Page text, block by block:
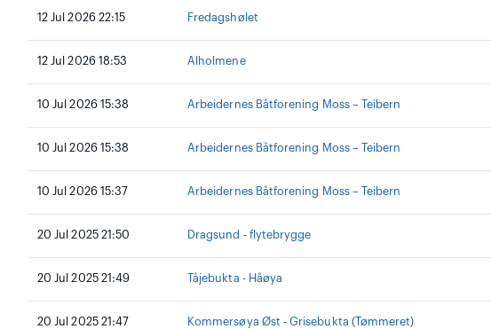
12 Jul 2026 22:15 Fredagshølet
12 Jul 2026 18:53 Alholmene
10 Jul 2026 15:38 Arbeidernes Båtforening Moss – Teibern
10 Jul 2026 15:38 Arbeidernes Båtforening Moss – Teibern
10 Jul 2026 15:37 Arbeidernes Båtforening Moss – Teibern
20 Jul 2025 21:50 Dragsund - flytebrygge
20 Jul 2025 21:49 Tåjebukta - Håøya
20 Jul 2025 21:47 Kommersøya Øst - Grisebukta (Tømmeret)